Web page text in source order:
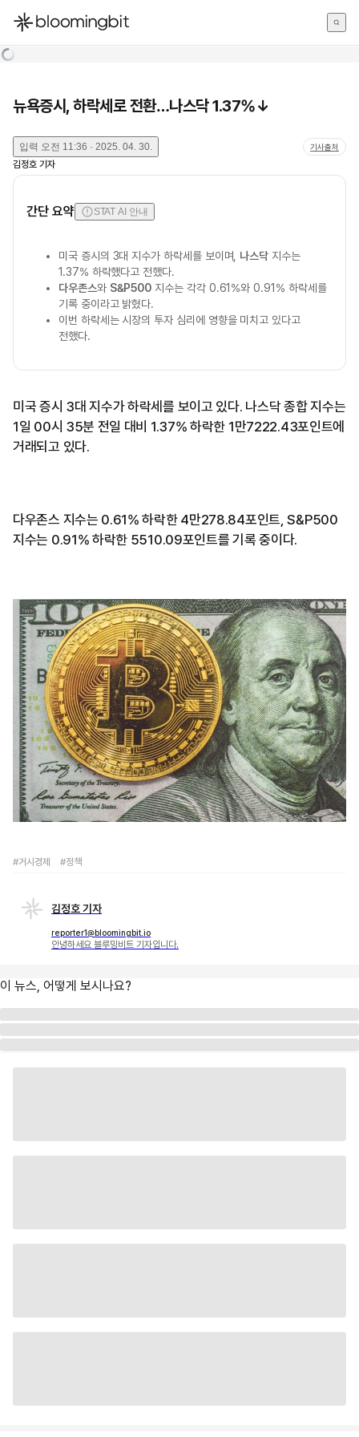
한국어
뉴욕증시, 하락세로 전환…나스닥 1.37%↓
입력 오전 11:36 · 2025. 04. 30. 기사출처
김정호 기자
간단 요약 STAT AI 안내
미국 증시의 3대 지수가 하락세를 보이며, 나스닥 지수는
1.37% 하락했다고 전했다.
다우존스와 S&P500 지수는 각각 0.61%와 0.91% 하락세를
기록 중이라고 밝혔다.
이번 하락세는 시장의 투자 심리에 영향을 미치고 있다고
전했다.
미국 증시 3대 지수가 하락세를 보이고 있다. 나스닥 종합 지수는
1일 00시 35분 전일 대비 1.37% 하락한 1만7222.43포인트에
거래되고 있다.
다우존스 지수는 0.61% 하락한 4만278.84포인트, S&P500
지수는 0.91% 하락한 5510.09포인트를 기록 중이다.
#거시경제 #정책
김정호 기자
reporter1@bloomingbit.io
안녕하세요 블루밍비트 기자입니다.
이 뉴스, 어떻게 보시나요?